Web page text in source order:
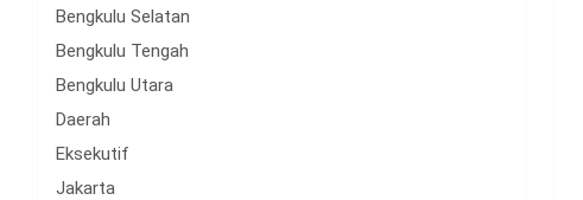
Bengkulu Selatan
Bengkulu Tengah
Bengkulu Utara
Daerah
Eksekutif
Jakarta